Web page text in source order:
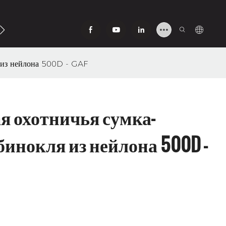
Нами
из нейлона 500D - GAF
охотничья сумка-
из нейлона 500D -